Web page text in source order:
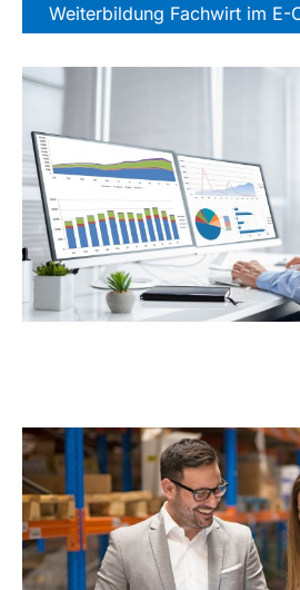
Weiterbildung Fachwirt im E-